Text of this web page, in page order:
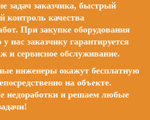
задач заказчика, быстрый
контроль качества
При закупке оборудования
у нас заказчику гарантируется
и сервисное обслуживание.
инженеры окажут бесплатную
на объекте.
недоработки и решаем любые